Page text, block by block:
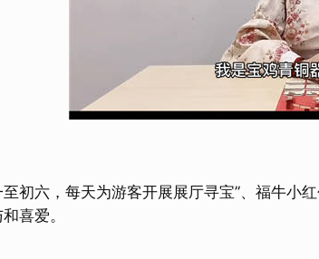
六，每天为游客开展展厅寻宝”、福牛小红
喜爱。